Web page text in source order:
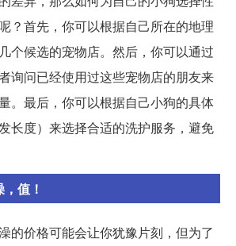
？首先，你可以根据自己所在的地理
个候选的宠物店。然后，你可以通过
询问已经使用过这些宠物店的朋友来
。最后，你可以根据自己小狗的具体
长度）来选择合适的洗护服务，避免
值！
的价格可能会让你犹豫片刻，但为了